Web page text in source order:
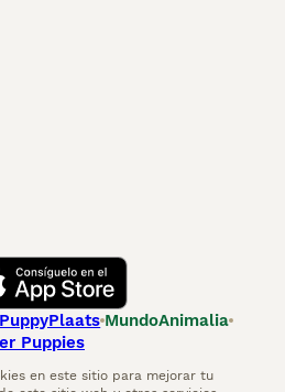
PuppyPlaats MundoAnimalia
Puppies
en este sitio para mejorar tu